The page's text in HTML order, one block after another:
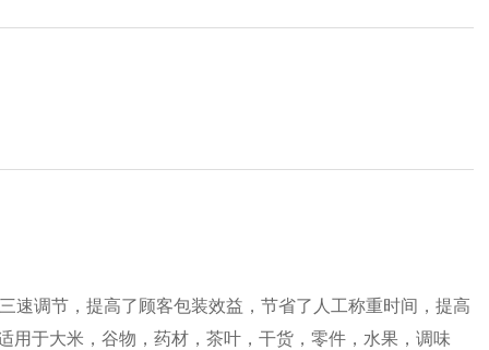
速调节，提高了顾客包装效益，节省了人工称重时间，提高
用于大米，谷物，药材，茶叶，干货，零件，水果，调味